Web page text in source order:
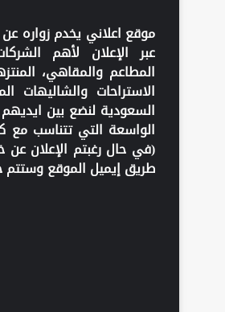
موقع اعلاني يخدم زواره
عبر الإعلان لأهم
المطاعم والمقاهي،
الاستراحات والشاليهات
السعودية لنضع بين
الواسعة التي تتناسب مع
(في حال رغبتم الإعلان
طريق إيميل الموقع